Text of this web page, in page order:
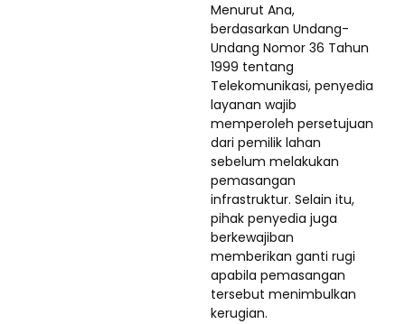
Menurut Ana,
berdasarkan Undang-
Undang Nomor 36 Tahun
1999 tentang
Telekomunikasi, penyedia
layanan wajib
memperoleh persetujuan
dari pemilik lahan
sebelum melakukan
pemasangan
infrastruktur. Selain itu,
pihak penyedia juga
berkewajiban
memberikan ganti rugi
apabila pemasangan
tersebut menimbulkan
kerugian.